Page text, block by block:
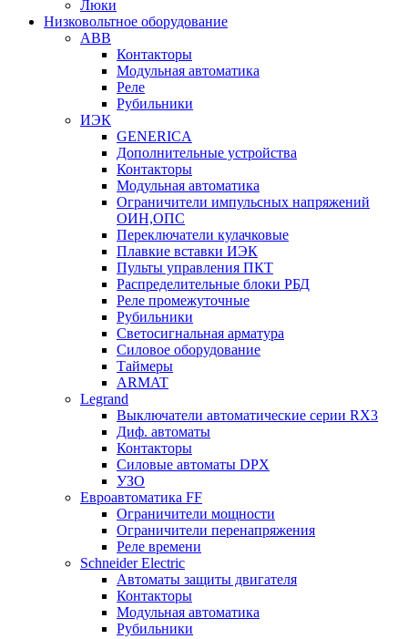
Люки
Низковольтное оборудование
ABB
Контакторы
Модульная автоматика
Реле
Рубильники
ИЭК
GENERICA
Дополнительные устройства
Контакторы
Модульная автоматика
Ограничители импульсных напряжений
ОИН,ОПС
Переключатели кулачковые
Плавкие вставки ИЭК
Пульты управления ПКТ
Распределительные блоки РБД
Реле промежуточные
Рубильники
Светосигнальная арматура
Силовое оборудование
Таймеры
ARMAT
Legrand
Выключатели автоматические серии RX3
Диф. автоматы
Контакторы
Силовые автоматы DPX
УЗО
Евроавтоматика FF
Ограничители мощности
Ограничители перенапряжения
Реле времени
Schneider Electric
Автоматы защиты двигателя
Контакторы
Модульная автоматика
Рубильники